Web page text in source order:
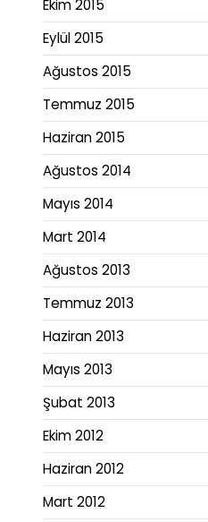
Ekim 2015
Eylül 2015
Ağustos 2015
Temmuz 2015
Haziran 2015
Ağustos 2014
Mayıs 2014
Mart 2014
Ağustos 2013
Temmuz 2013
Haziran 2013
Mayıs 2013
Şubat 2013
Ekim 2012
Haziran 2012
Mart 2012